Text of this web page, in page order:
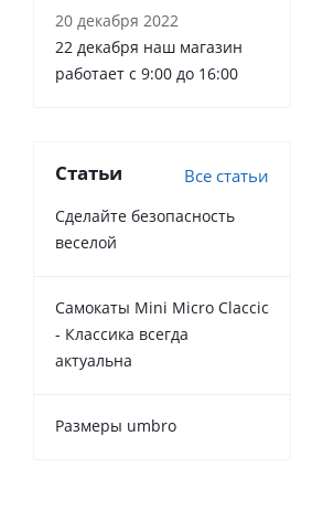
20 декабря 2022
22 декабря наш магазин
работает с 9:00 до 16:00
Статьи Все статьи
Сделайте безопасность
веселой
Самокаты Mini Micro Claccic
- Классика всегда
актуальна
Размеры umbro